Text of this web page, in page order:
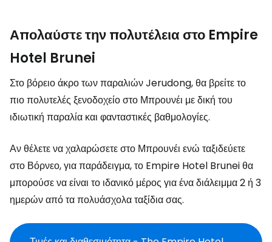
Απολαύστε την πολυτέλεια στο Empire
Hotel Brunei
Στο βόρειο άκρο των παραλιών Jerudong, θα βρείτε το
πιο πολυτελές ξενοδοχείο στο Μπρουνέι με δική του
ιδιωτική παραλία και φανταστικές βαθμολογίες.
Αν θέλετε να χαλαρώσετε στο Μπρουνέι ενώ ταξιδεύετε
στο Βόρνεο, για παράδειγμα, το Empire Hotel Brunei θα
μπορούσε να είναι το ιδανικό μέρος για ένα διάλειμμα 2 ή 3
ημερών από τα πολυάσχολα ταξίδια σας.